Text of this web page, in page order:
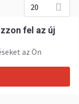
20
fel az új
az Ön